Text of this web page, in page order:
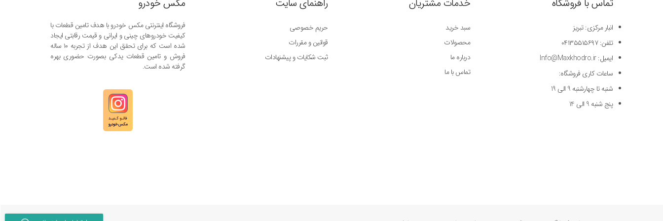
مکس خودرو
فروشگاه اینترنتی مکس خودرو با هدف تامین قطعات با
کیفیت خودروهای چینی و ایرانی و قیمت رقابتی ایجاد
شده است که برای تحقق این هدف از تجربه ۱۰ ساله
فروش و تامین قطعات یدکی بصورت حضوری بهره
گرفته شده است.
راهنمای سایت
حریم خصوصی
قوانین و مقررات
ثبت شکایات و پیشنهادات
خدمات مشتریان
سبد خرید
محصولات
درباره ما
تماس با ما
تماس با فروشگاه
انبار مرکزی: تبریز
تلفن: ۰۴۱۳۵۵۱۵۶۹۷
ایمیل: Info@Maxkhodro.ir
ساعات کاری فروشگاه:
شنبه تا چهارشنبه 9 الی 19
پنج شنبه 9 الی 14